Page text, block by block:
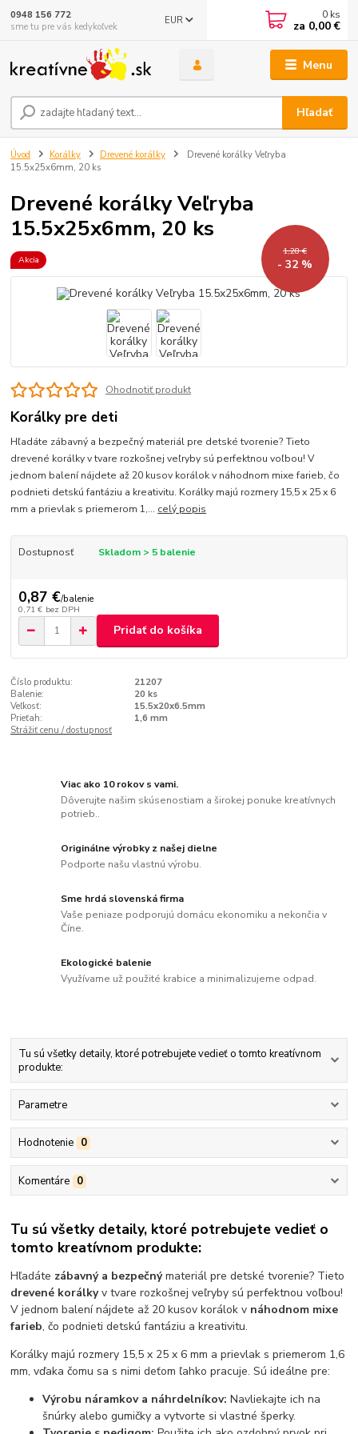
Menu
EUR
Hľadať
0948 156 772
sme tu pre vás kedykoľvek
0 ks
za 0,00 €
Úvod Korálky Drevené korálky
Drevené korálky Veľryba
15.5x25x6mm, 20 ks
Drevené korálky Veľryba
15.5x25x6mm, 20 ks
Akcia
1,28 €
- 32 %
Ohodnotiť produkt
Korálky pre deti
Hľadáte zábavný a bezpečný materiál pre detské tvorenie? Tieto
drevené korálky v tvare rozkošnej veľryby sú perfektnou voľbou! V
jednom balení nájdete až 20 kusov korálok v náhodnom mixe farieb, čo
podnieti detskú fantáziu a kreativitu. Korálky majú rozmery 15,5 x 25 x 6
mm a prievlak s priemerom 1,... celý popis
Dostupnosť Skladom > 5 balenie
0,87 €/balenie
0,71 € bez DPH
Pridať do košíka
Číslo produktu:
21207
Balenie:
20 ks
Veľkosť:
15.5x20x6.5mm
Prieťah:
1,6 mm
Strážiť cenu / dostupnosť
Viac ako 10 rokov s vami.
Dôverujte našim skúsenostiam a širokej ponuke kreatívnych
potrieb..
Originálne výrobky z našej dielne
Podporte našu vlastnú výrobu.
Sme hrdá slovenská firma
Vaše peniaze podporujú domácu ekonomiku a nekončia v
Číne.
Ekologické balenie
Využívame už použité krabice a minimalizujeme odpad.
Tu sú všetky detaily, ktoré potrebujete vedieť o tomto kreatívnom
produkte:
Parametre
Hodnotenie 0
Komentáre 0
Tu sú všetky detaily, ktoré potrebujete vedieť o
tomto kreatívnom produkte:
Hľadáte zábavný a bezpečnýmateriál pre detské tvorenie? Tieto
drevené korálkyv tvare rozkošnej veľryby sú perfektnou voľbou!
V jednom balení nájdete až 20 kusov korálok v náhodnom mixe
farieb, čo podnieti detskú fantáziu a kreativitu.
Korálky majú rozmery 15,5 x 25 x 6 mm a prievlak s priemerom 1,6
mm, vďaka čomu sa s nimi deťom ľahko pracuje. Sú ideálne pre:
Výrobu náramkov a náhrdelníkov: Navliekajte ich na
šnúrky alebo gumičky a vytvorte si vlastné šperky.